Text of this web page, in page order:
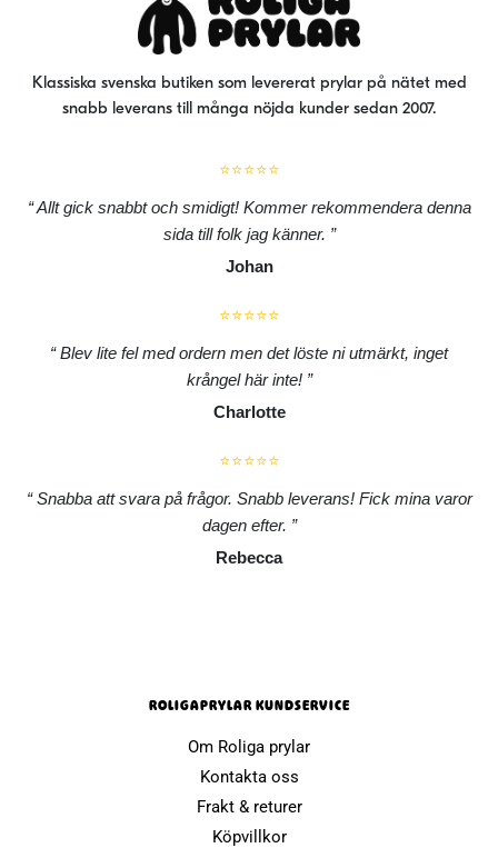
Klassiska svenska butiken som levererat prylar på nätet med
snabb leverans till många nöjda kunder sedan 2007.
⭐⭐⭐⭐⭐
Allt gick snabbt och smidigt! Kommer rekommendera denna
sida till folk jag känner.
Johan
⭐⭐⭐⭐⭐
Blev lite fel med ordern men det löste ni utmärkt, inget
krångel här inte!
Charlotte
⭐⭐⭐⭐⭐
Snabba att svara på frågor. Snabb leverans! Fick mina varor
dagen efter.
Rebecca
ROLIGAPRYLAR KUNDSERVICE
Om Roliga prylar
Kontakta oss
Frakt & returer
Köpvillkor